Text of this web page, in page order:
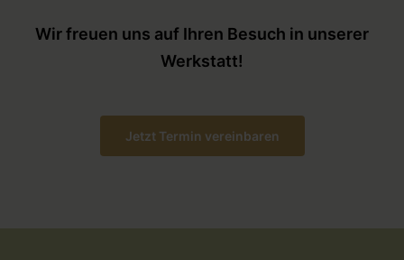
Wir freuen uns auf Ihren Besuch in unserer
Werkstatt!
Jetzt Termin vereinbaren